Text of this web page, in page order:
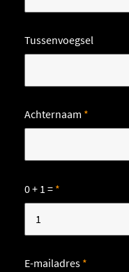
Tussenvoegsel
Achternaam *
0 + 1 = *
E-mailadres *